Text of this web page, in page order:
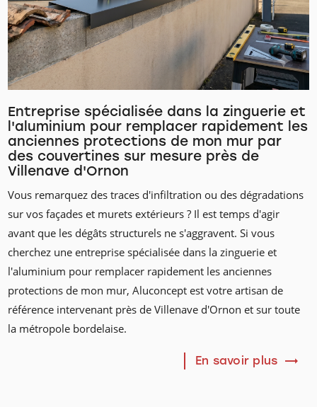
Entreprise spécialisée dans la zinguerie et
l'aluminium pour remplacer rapidement les
anciennes protections de mon mur par
des couvertines sur mesure près de
Villenave d'Ornon
Vous remarquez des traces d'infiltration ou des dégradations
sur vos façades et murets extérieurs ? Il est temps d'agir
avant que les dégâts structurels ne s'aggravent. Si vous
cherchez une entreprise spécialisée dans la zinguerie et
l'aluminium pour remplacer rapidement les anciennes
protections de mon mur, Aluconcept est votre artisan de
référence intervenant près de Villenave d'Ornon et sur toute
la métropole bordelaise.
En savoir plus